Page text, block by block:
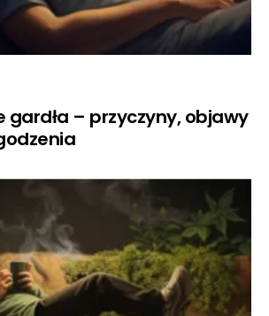
gardła – przyczyny, objawy